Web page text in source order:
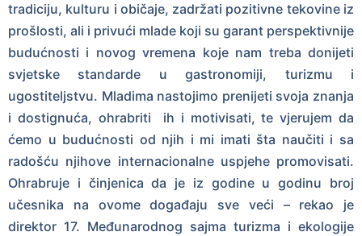
tradiciju, kulturu i običaje, zadržati pozitivne tekovine iz
prošlosti, ali i privući mlade koji su garant perspektivnije
budućnosti i novog vremena koje nam treba donijeti
svjetske standarde u gastronomiji, turizmu i
ugostiteljstvu. Mladima nastojimo prenijeti svoja znanja
i dostignuća, ohrabriti ih i motivisati, te vjerujem da
ćemo u budućnosti od njih i mi imati šta naučiti i sa
radošću njihove internacionalne uspjehe promovisati.
Ohrabruje i činjenica da je iz godine u godinu broj
učesnika na ovome događaju sve veći – rekao je
direktor 17. Međunarodnog sajma turizma i ekologije